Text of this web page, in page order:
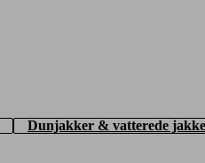
Dunjakker & vatterede